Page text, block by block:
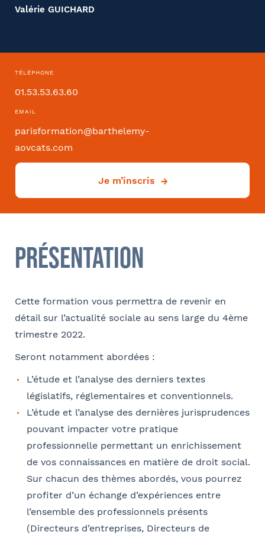
Valérie GUICHARD
TÉLÉPHONE
01.53.53.63.60
EMAIL
parisformation@barthelemy-
aovcats.com
Je m’inscris
Présentation
Cette formation vous permettra de revenir en
détail sur l’actualité sociale au sens large du 4ème
trimestre 2022.
Seront notamment abordées :
L’étude et l’analyse des derniers textes
législatifs, réglementaires et conventionnels.
L’étude et l’analyse des dernières jurisprudences
pouvant impacter votre pratique
professionnelle permettant un enrichissement
de vos connaissances en matière de droit social.
Sur chacun des thèmes abordés, vous pourrez
profiter d’un échange d’expériences entre
l’ensemble des professionnels présents
(Directeurs d’entreprises, Directeurs de
Comment avez-vous connu le cabinet / la formation ?
Adresse
Code postal
Ville